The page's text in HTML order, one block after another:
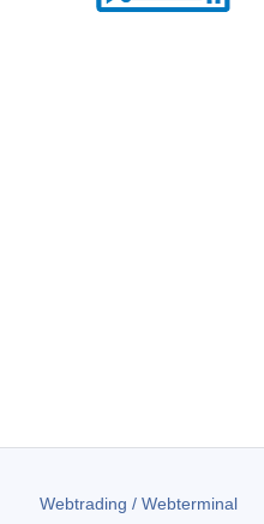
Webtrading / Webterminal